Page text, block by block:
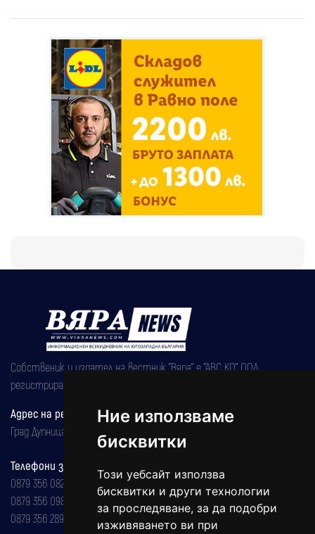
Ние използваме
бисквитки
Този уебсайт използва
бисквитки и други технологии
за проследяване, за да подобри
изживяването ви при
Собственик и издател на вестник "Вяра" е "АВС КО" ООД,
регистрирана на 08.05.2002 година.
Адрес на редакцията
Град Дупница, ул.''Христо Ботев" 43
Телефони за реклама и абонаменти
0879 356 082
0879 356 098
0879 356 289